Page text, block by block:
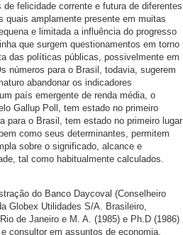
felicidade corrente e futura de diferentes
amplamente presente em muitas
e limitada a influência do progresso
que surgem questionamentos em torno
das políticas públicas, possivelmente em
números para o Brasil, todavia, sugerem
abandonar os indicadores
país emergente de renda média, o
Gallup Poll, tem estado no primeiro
para o Brasil, tem estado no primeiro lugar
como seus determinantes, permitem
sobre o significado, alcance e
tal como habitualmente calculados.
do Banco Daycoval (Conselheiro
Globex Utilidades S/A. Brasileiro,
de Janeiro e M. A. (1985) e Ph.D (1986)
consultor em assuntos de economia,